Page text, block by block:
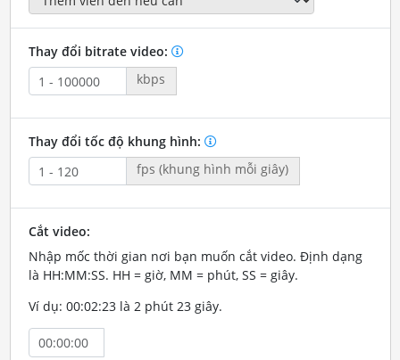
Thay đổi bitrate video:
kbps
Thay đổi tốc độ khung hình:
fps (khung hình mỗi giây)
Cắt video:
Nhập mốc thời gian nơi bạn muốn cắt video. Định dạng
là HH:MM:SS. HH = giờ, MM = phút, SS = giây.
Ví dụ: 00:02:23 là 2 phút 23 giây.